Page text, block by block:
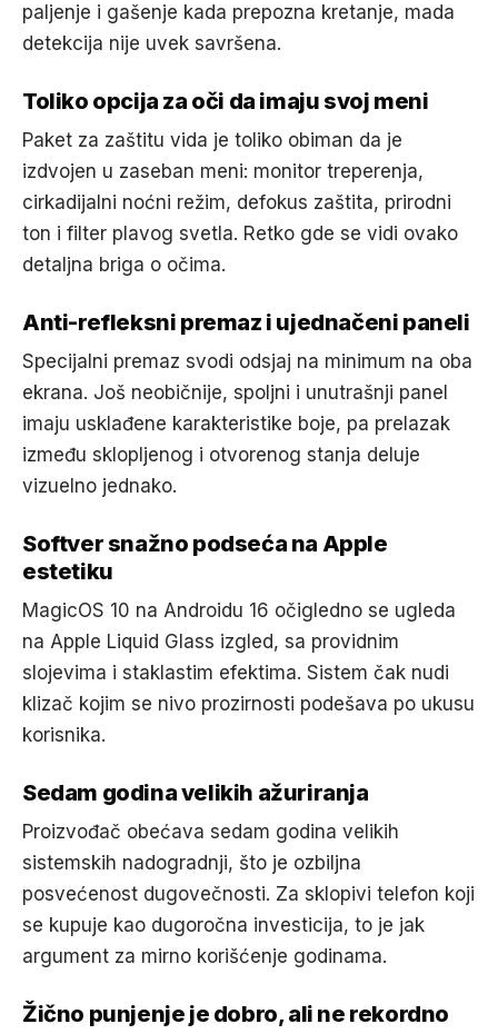
paljenje i gašenje kada prepozna kretanje, mada
detekcija nije uvek savršena.
Toliko opcija za oči da imaju svoj meni
Paket za zaštitu vida je toliko obiman da je
izdvojen u zaseban meni: monitor treperenja,
cirkadijalni noćni režim, defokus zaštita, prirodni
ton i filter plavog svetla. Retko gde se vidi ovako
detaljna briga o očima.
Anti-refleksni premaz i ujednačeni paneli
Specijalni premaz svodi odsjaj na minimum na oba
ekrana. Još neobičnije, spoljni i unutrašnji panel
imaju usklađene karakteristike boje, pa prelazak
između sklopljenog i otvorenog stanja deluje
vizuelno jednako.
Softver snažno podseća na Apple
estetiku
MagicOS 10 na Androidu 16 očigledno se ugleda
na Apple Liquid Glass izgled, sa providnim
slojevima i staklastim efektima. Sistem čak nudi
klizač kojim se nivo prozirnosti podešava po ukusu
korisnika.
Sedam godina velikih ažuriranja
Proizvođač obećava sedam godina velikih
sistemskih nadogradnji, što je ozbiljna
posvećenost dugovečnosti. Za sklopivi telefon koji
se kupuje kao dugoročna investicija, to je jak
argument za mirno korišćenje godinama.
Žično punjenje je dobro, ali ne rekordno